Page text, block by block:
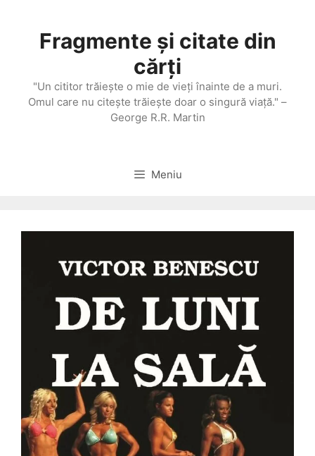
conținutFragmente și citate din
cărți
"Un cititor trăieşte o mie de vieţi înainte de a muri.
Omul care nu citeşte trăieşte doar o singură viaţă." –
George R.R. Martin
Meniu